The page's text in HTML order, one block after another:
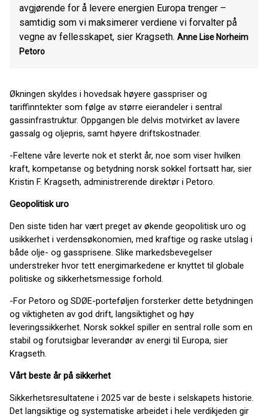
avgjørende for å levere energien Europa trenger –
samtidig som vi maksimerer verdiene vi forvalter på
vegne av fellesskapet, sier Kragseth. Anne Lise Norheim
Petoro
Økningen skyldes i hovedsak høyere gasspriser og
tariffinntekter som følge av større eierandeler i sentral
gassinfrastruktur. Oppgangen ble delvis motvirket av lavere
gassalg og oljepris, samt høyere driftskostnader.
-Feltene våre leverte nok et sterkt år, noe som viser hvilken
kraft, kompetanse og betydning norsk sokkel fortsatt har, sier
Kristin F. Kragseth, administrerende direktør i Petoro.
Geopolitisk uro
Den siste tiden har vært preget av økende geopolitisk uro og
usikkerhet i verdensøkonomien, med kraftige og raske utslag i
både olje- og gassprisene. Slike markedsbevegelser
understreker hvor tett energimarkedene er knyttet til globale
politiske og sikkerhetsmessige forhold.
-For Petoro og SDØE-porteføljen forsterker dette betydningen
og viktigheten av god drift, langsiktighet og høy
leveringssikkerhet. Norsk sokkel spiller en sentral rolle som en
stabil og forutsigbar leverandør av energi til Europa, sier
Kragseth.
Vårt beste år på sikkerhet
Sikkerhetsresultatene i 2025 var de beste i selskapets historie.
Det langsiktige og systematiske arbeidet i hele verdikjeden gir